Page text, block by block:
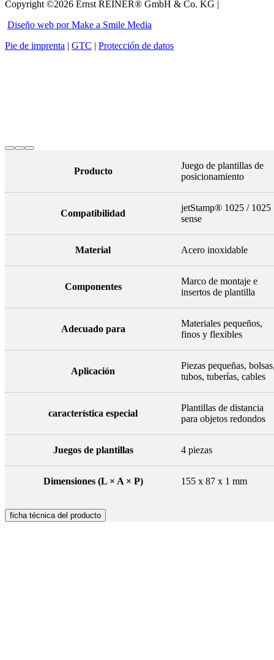
Copyright ©2026 Ernst REINER® GmbH & Co. KG |
Diseño web por Make a Smile Media
Pie de imprenta | GTC | Protección de datos
Producto
Juego de plantillas de
posicionamiento
Compatibilidad
jetStamp® 1025 / 1025
sense
Material Acero inoxidable
Componentes
Marco de montaje e
insertos de plantilla
Adecuado para
Materiales pequeños,
finos y flexibles
Aplicación
Piezas pequeñas,
tubos, tuberías, cables
característica especial
Plantillas de distancia
para objetos redondos
Juegos de plantillas 4 piezas
Dimensiones (L × A × P) 155 x 87 x 1 mm
ficha técnica del producto